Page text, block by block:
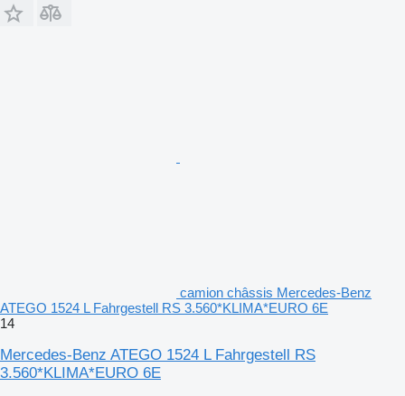
camion châssis Mercedes-Benz
ATEGO 1524 L Fahrgestell RS 3.560*KLIMA*EURO 6E
14
Mercedes-Benz ATEGO 1524 L Fahrgestell RS
3.560*KLIMA*EURO 6E